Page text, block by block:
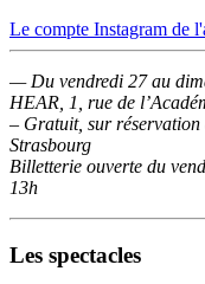
Le compte Instagram de
— Du vendredi 27 au
HEAR, 1, rue de
– Gratuit, sur
Strasbourg
Billetterie ouverte du
13h
Les spectacles